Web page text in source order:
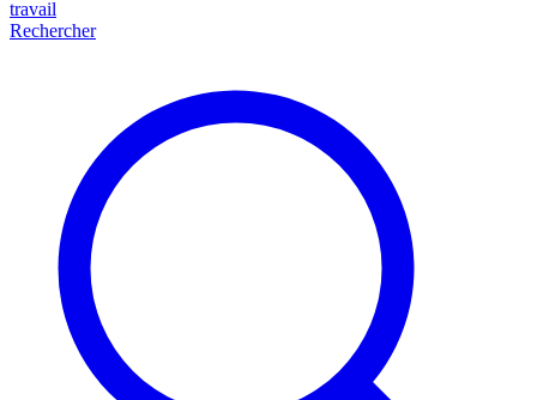
travail
Rechercher